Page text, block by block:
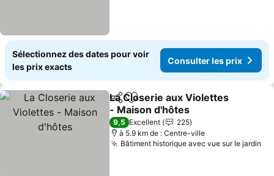
Sélectionnez des dates pour voir
les prix exacts
Consulter les prix
PartagerAjouter à mes favoris
La Closerie aux Violettes
- Maison d'hôtes
9,5 Excellent
225
à 5.9 km de : Centre-ville
Bâtiment historique avec vue sur le jardin